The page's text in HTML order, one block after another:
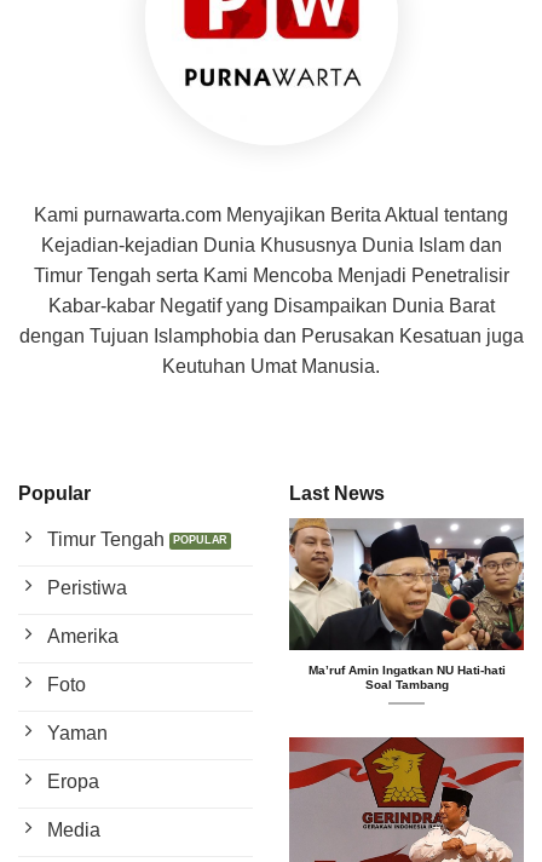
Kami purnawarta.com Menyajikan Berita Aktual tentang
Kejadian-kejadian Dunia Khususnya Dunia Islam dan
Timur Tengah serta Kami Mencoba Menjadi Penetralisir
Kabar-kabar Negatif yang Disampaikan Dunia Barat
dengan Tujuan Islamphobia dan Perusakan Kesatuan juga
Keutuhan Umat Manusia.
Popular
Timur Tengah
Peristiwa
Amerika
Foto
Yaman
Eropa
Media
Last News
Ma’ruf Amin Ingatkan NU Hati-hati
Soal Tambang